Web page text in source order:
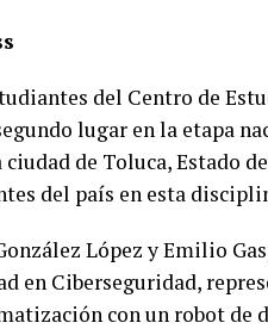
del Centro de
lugar en la etapa
de Toluca, Estado
del país en esta
López y Emilio
en Ciberseguridad,
con un robot de